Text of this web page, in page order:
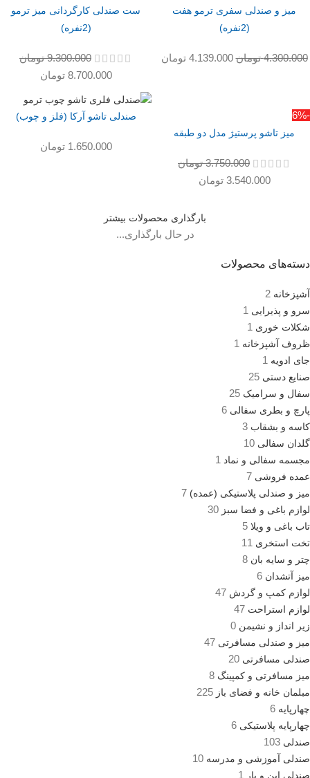
دسته‌های محصولات
آشپزخانه 2
سرو و پذیرایی 1
شکلات خوری 1
ظروف آشپزخانه 1
جای ادویه 1
صنایع دستی 25
سفال و سرامیک 25
پارچ و بطری سفالی 6
کاسه و بشقاب 3
گلدان سفالی 10
مجسمه سفالی و نماد 1
عمده فروشی 7
میز و صندلی پلاستیکی (عمده) 7
لوازم باغی و فضا سبز 30
تاب باغی و ویلا 5
تخت استخری 11
چتر و سایه بان 8
میز آتشدان 6
لوازم کمپ و گردش 47
لوازم استراحت 47
زیر انداز و نشیمن 0
میز و صندلی مسافرتی 47
صندلی مسافرتی 20
میز مسافرتی و کمپینگ 8
مبلمان خانه و فضای باز 225
چهارپایه 6
چهارپایه پلاستیکی 6
صندلی 103
صندلی آموزشی و مدرسه 10
صندلی اپن و بار 1
میز و صندلی سفری ترمو هفت
(2نفره)
4.300.000 تومان 4.139.000 تومان
ست صندلی کارگردانی میز ترمو
(2نفره)
9.300.000 تومان
8.700.000 تومان
-6%
میز تاشو پرستیژ مدل دو طبقه
3.750.000 تومان
3.540.000 تومان
صندلی تاشو آرکا (فلز و چوب)
1.650.000 تومان
بارگذاری محصولات بیشتر
در حال بارگذاری...